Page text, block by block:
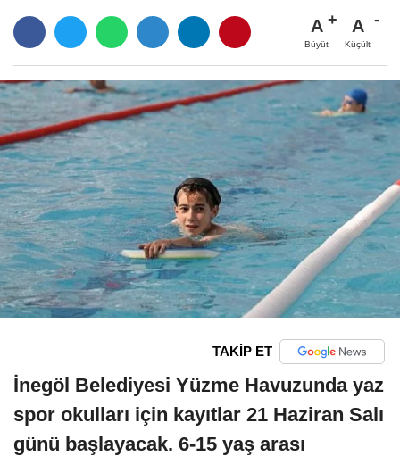
A
Büyüt
A
Küçült
TAKİP ET
İnegöl Belediyesi Yüzme Havuzunda yaz
spor okulları için kayıtlar 21 Haziran Salı
günü başlayacak. 6-15 yaş arası